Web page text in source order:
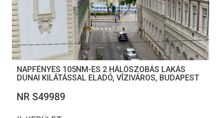
NAPFÉNYES 105NM-ES 2 HÁLÓSZOBÁS LAKÁS
DUNAI KILÁTÁSSAL ELADÓ, VÍZIVÁROS, BUDAPEST
NR S49989